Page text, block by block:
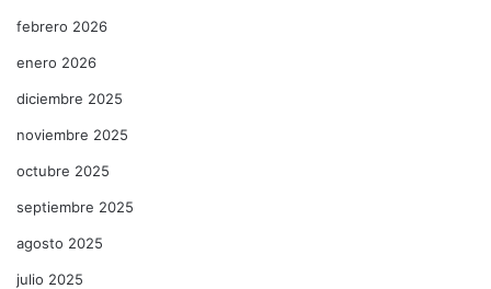
febrero 2026
enero 2026
diciembre 2025
noviembre 2025
octubre 2025
septiembre 2025
agosto 2025
julio 2025